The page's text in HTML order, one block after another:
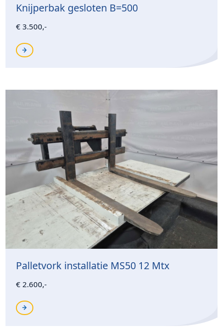
Knijperbak gesloten B=500
€ 3.500,-
Palletvork installatie MS50 12 Mtx
€ 2.600,-